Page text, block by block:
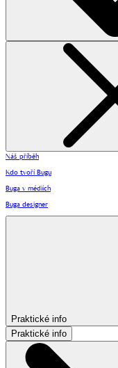
Náš příběh
Kdo tvoří Bugu
Buga v médiích
Buga designer
Praktické info
Praktické info